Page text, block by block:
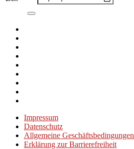
Impressum
Datenschutz
Allgemeine Geschäftsbedingungen
Erklärung zur Barrierefreiheit